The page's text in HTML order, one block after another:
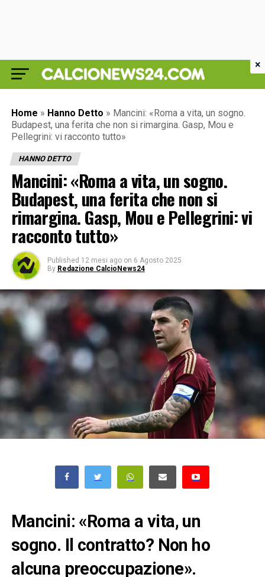
Home » Hanno Detto » Mancini: «Roma a vita, un sogno.
Budapest, una ferita che non si rimargina. Gasp, Mou e
Pellegrini: vi racconto tutto»
HANNO DETTO
Mancini: «Roma a vita, un sogno.
Budapest, una ferita che non si
rimargina. Gasp, Mou e Pellegrini: vi
racconto tutto»
Published 12 mesi ago on 6 Agosto 2025
By Redazione CalcioNews24
Mancini: «Roma a vita, un
sogno. Il contratto? Non ho
alcuna preoccupazione».
×